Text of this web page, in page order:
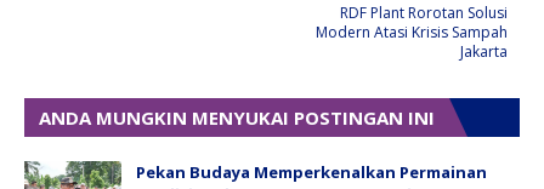
RDF Plant Rorotan Solusi
Modern Atasi Krisis Sampah
Jakarta
ANDA MUNGKIN MENYUKAI POSTINGAN INI
Pekan Budaya Memperkenalkan Permainan